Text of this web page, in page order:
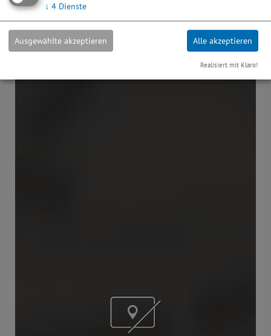
↓ 4 Dienste
Ausgewählte akzeptieren Alle akzeptieren
Realisiert mit Klaro!